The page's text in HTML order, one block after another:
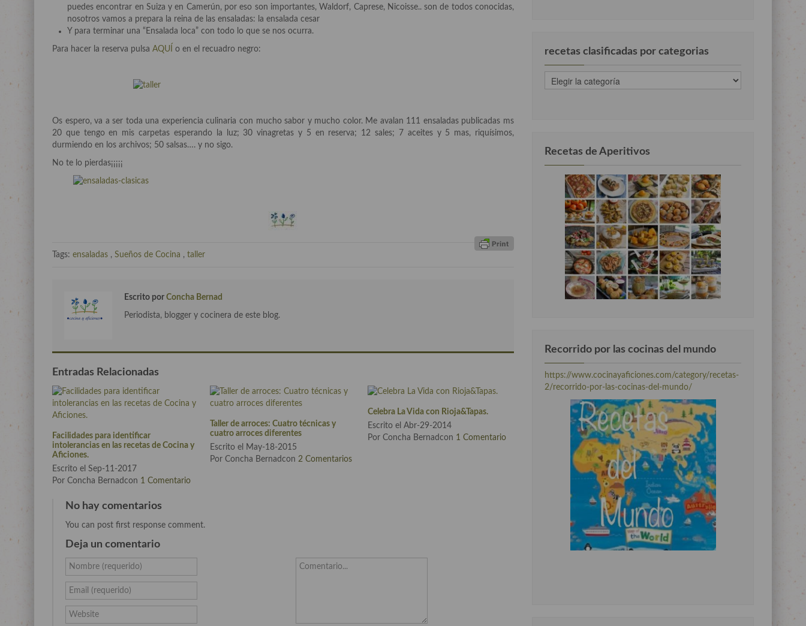
puedes encontrar en Suiza y en Camerún, por eso son importantes, Waldorf, Caprese, Nicoisse.. son de todos conocidas,
nosotros vamos a prepara la reina de las ensaladas: la ensalada cesar
Y para terminar una “Ensalada loca” con todo lo que se nos ocurra.
Para hacer la reserva pulsa AQUÍ o en el recuadro negro:
Os espero, va a ser toda una experiencia culinaria con mucho sabor y mucho color. Me avalan 111 ensaladas publicadas ms
20 que tengo en mis carpetas esperando la luz; 30 vinagretas y 5 en reserva; 12 sales; 7 aceites y 5 mas, riquísimos,
durmiendo en los archivos; 50 salsas…. y no sigo.
No te lo pierdas¡¡¡¡¡
Tags: ensaladas , Sueños de Cocina , taller
Escrito por Concha Bernad
Periodista, blogger y cocinera de este blog.
Entradas Relacionadas
Facilidades para identificar
intolerancias en las recetas de Cocina y
Aficiones.
Escrito el Sep-11-2017
Por Concha Bernadcon 1 Comentario
Taller de arroces: Cuatro técnicas y
cuatro arroces diferentes
Escrito el May-18-2015
Por Concha Bernadcon2 Comentarios
Celebra La Vida con Rioja&Tapas.
Escrito el Abr-29-2014
Por Concha Bernadcon 1 Comentario
No hay comentarios
You can post first response comment.
Deja un comentario
Nombre (requerido)
Email (requerido)
Website
Comentario...
recetas clasificadas por categorias
recetas
clasificadas
Recetas de Aperitivos
Recorrido por las cocinas del mundo
https://www.cocinayaficiones.com/category/recetas-
2/recorrido-por-las-cocinas-del-mundo/